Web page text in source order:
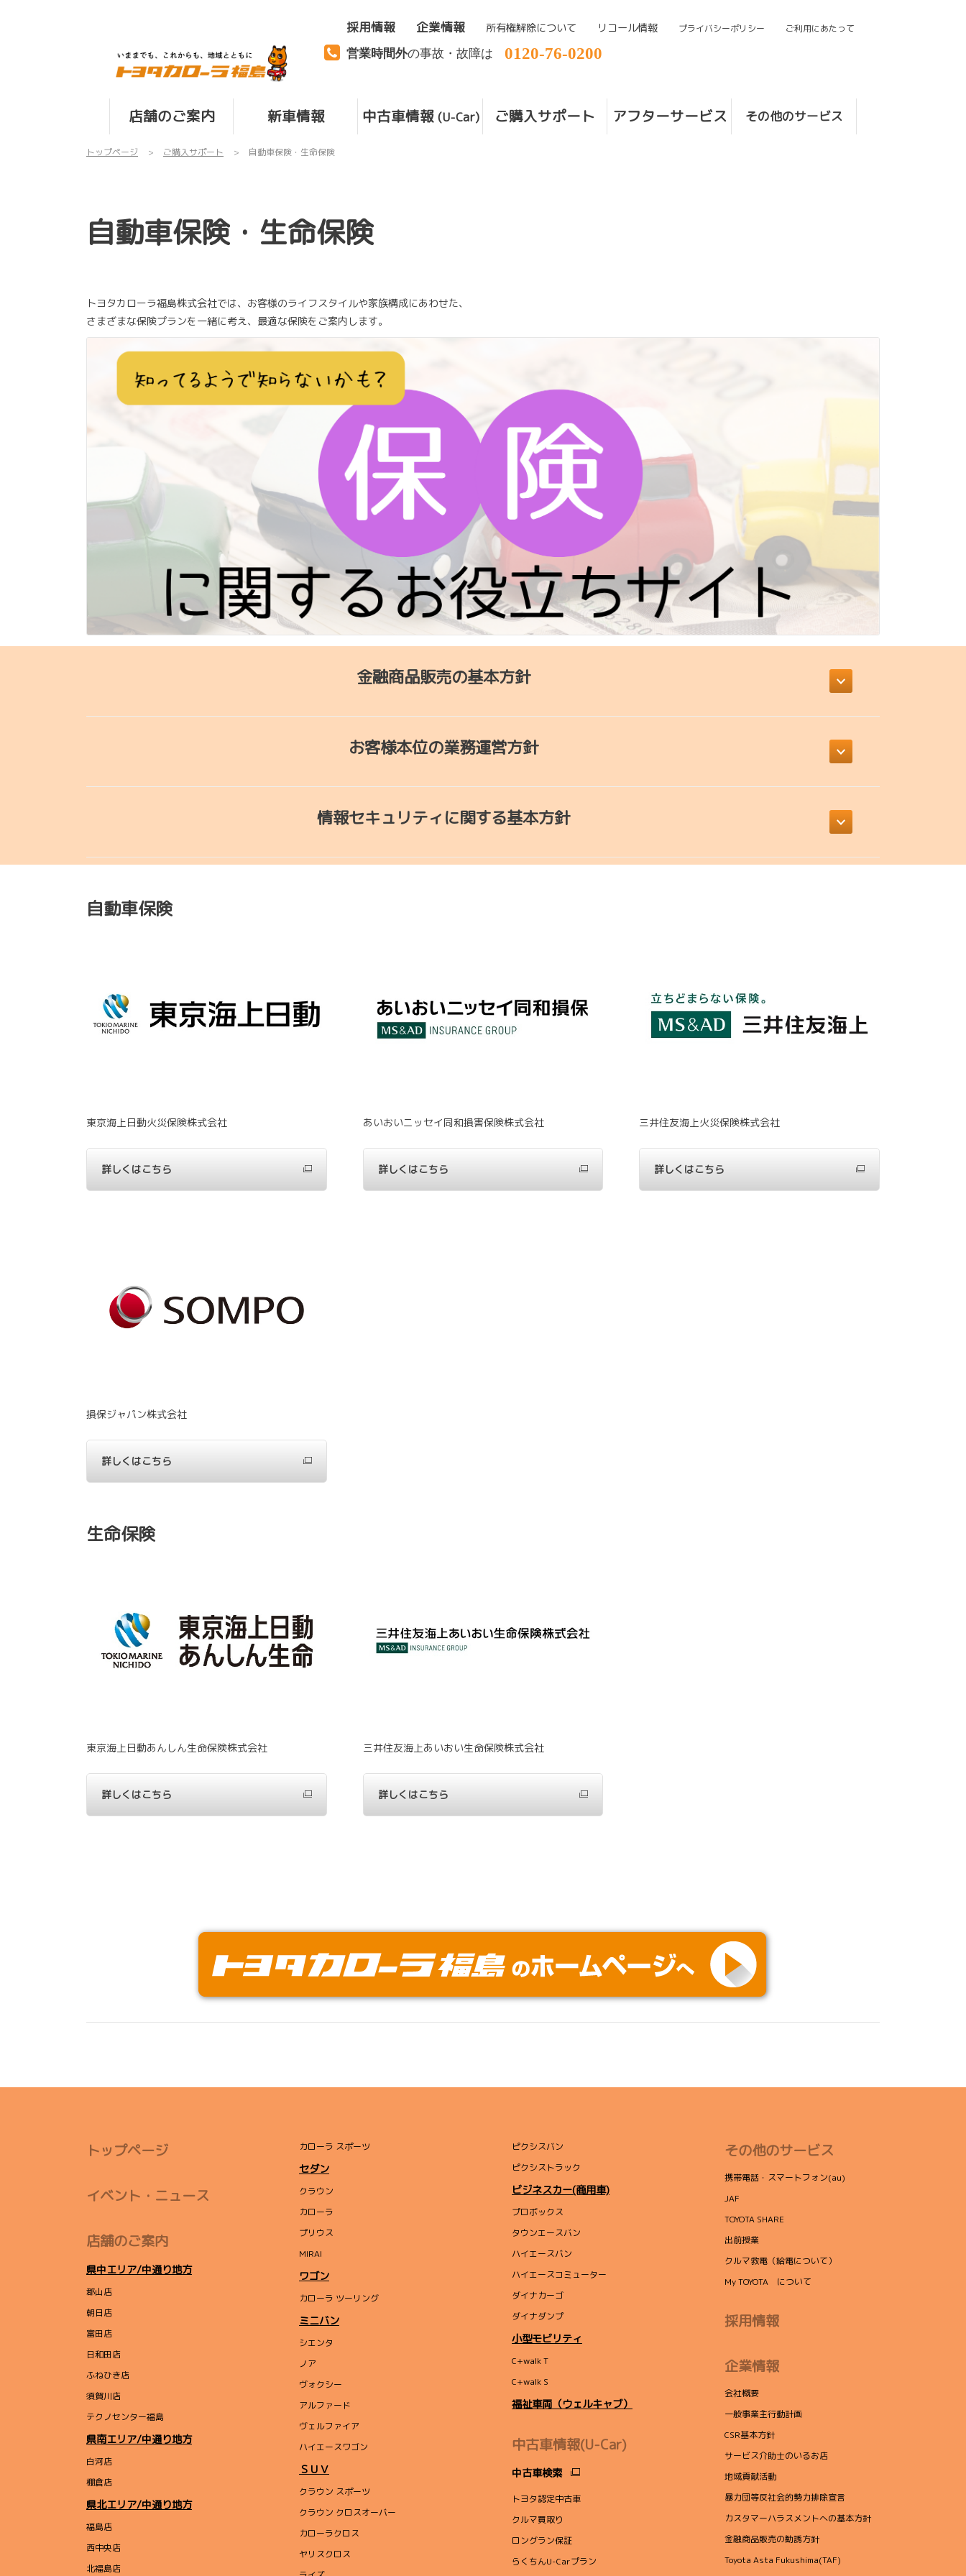
営業時間外の事故・故障は 0120-76-0200
店舗のご案内 新車情報 中古車情報 (U-Car) ご購入サポート アフターサービス その他のサービス
採用情報 企業情報 所有権解除について リコール情報 プライバシーポリシー ご利用にあたって
トップページ ご購入サポート 自動車保険・生命保険
自動車保険・生命保険
トヨタカローラ福島株式会社では、お客様のライフスタイルや家族構成にあわせた、
さまざまな保険プランを一緒に考え、最適な保険をご案内します。
金融商品販売の基本方針
お客様本位の業務運営方針
情報セキュリティに関する基本方針
自動車保険
東京海上日動火災保険株式会社
詳しくはこちら
あいおいニッセイ同和損害保険株式会社
詳しくはこちら
三井住友海上火災保険株式会社
詳しくはこちら
損保ジャパン株式会社
詳しくはこちら
生命保険
東京海上日動あんしん生命保険株式会社
詳しくはこちら
三井住友海上あいおい生命保険株式会社
詳しくはこちら
トップページ
イベント・ニュース
店舗のご案内
県中エリア/中通り地方
郡山店
朝日店
富田店
日和田店
ふねひき店
須賀川店
テクノセンター福島
県南エリア/中通り地方
白河店
棚倉店
県北エリア/中通り地方
福島店
西中央店
北福島店
カローラ スポーツ
セダン
クラウン
カローラ
プリウス
MIRAI
ワゴン
カローラ ツーリング
ミニバン
シエンタ
ノア
ヴォクシー
アルファード
ヴェルファイア
ハイエースワゴン
ＳＵＶ
クラウン スポーツ
クラウン クロスオーバー
カローラクロス
ヤリスクロス
ピクシスバン
ピクシストラック
ビジネスカー(商用車)
プロボックス
タウンエースバン
ハイエースバン
ハイエースコミューター
ダイナカーゴ
ダイナダンプ
小型モビリティ
C+walk T
C+walk S
福祉車両（ウェルキャブ）
中古車情報(U-Car)
中古車検索
トヨタ認定中古車
クルマ買取り
ロングラン保証
らくちんU-Carプラン
その他のサービス
携帯電話・スマートフォン(au)
JAF
TOYOTA SHARE
出前授業
クルマ救電（給電について）
My TOYOTA について
採用情報
企業情報
会社概要
一般事業主行動計画
CSR基本方針
サービス介助士のいるお店
地域貢献活動
暴力団等反社会的勢力排除宣言
カスタマーハラスメントへの基本方針
金融商品販売の勧誘方針
Toyota Asta Fukushima(TAF)